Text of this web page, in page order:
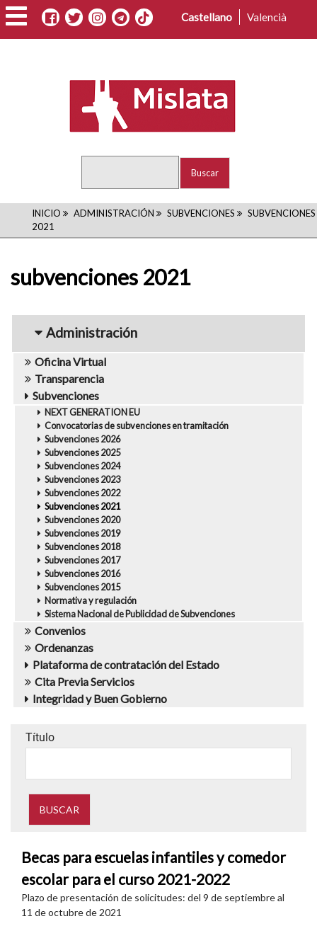
Pasar
al
contenido
Castellano Valencià
RUTA
DE
NAVEGACIÓN
INICIO ADMINISTRACIÓN SUBVENCIONES
SUBVENCIONES
2021
subvenciones 2021
navigation1
Administración
Oficina Virtual
Transparencia
Subvenciones
NEXT GENERATION EU
Convocatorias de subvenciones en tramitación
Subvenciones 2026
Subvenciones 2025
Subvenciones 2024
Subvenciones 2023
Subvenciones 2022
Subvenciones 2021
Subvenciones 2020
Subvenciones 2019
Subvenciones 2018
Subvenciones 2017
Subvenciones 2016
Subvenciones 2015
Normativa y regulación
Sistema Nacional de Publicidad de Subvenciones
Convenios
Ordenanzas
Plataforma de contratación del Estado
Cita Previa Servicios
Integridad y Buen Gobierno
Título
Becas para escuelas infantiles y comedor
escolar para el curso 2021-2022
Plazo de presentación de solicitudes: del 9 de septiembre al
11 de octubre de 2021